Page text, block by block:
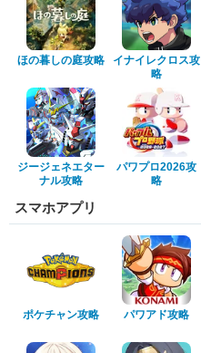
ほの暮しの庭攻略
イナイレクロス攻
略
ジージェネエター
ナル攻略
パワプロ2026攻
略
スマホアプリ
ポケチャン攻略 パワアド攻略